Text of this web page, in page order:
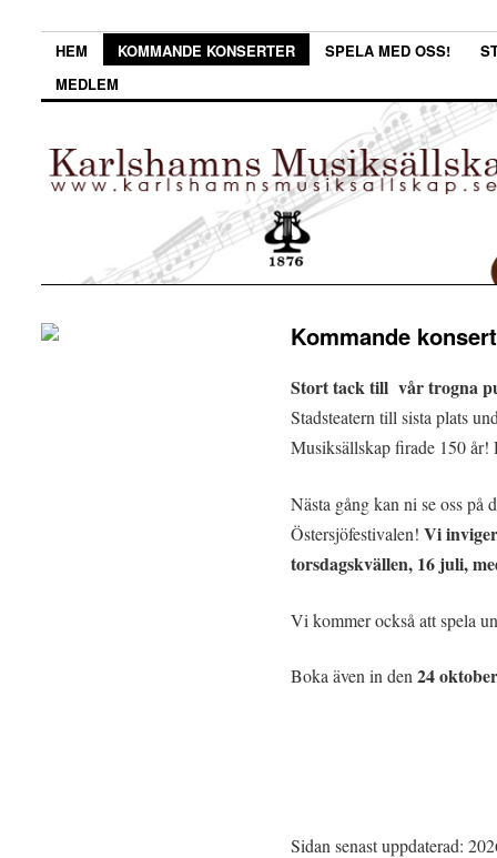
HEM KOMMANDE KONSERTER SPELA MED OSS!
MEDLEM
Kommande
Stort tack till vår trogna
Stadsteatern till sista plats
Musiksällskap firade 150
Nästa gång kan ni se oss på
Östersjöfestivalen! Vi
torsdagskvällen, 16 juli,
Vi kommer också att spela
Boka även in den24
Sidan senast uppdaterad: